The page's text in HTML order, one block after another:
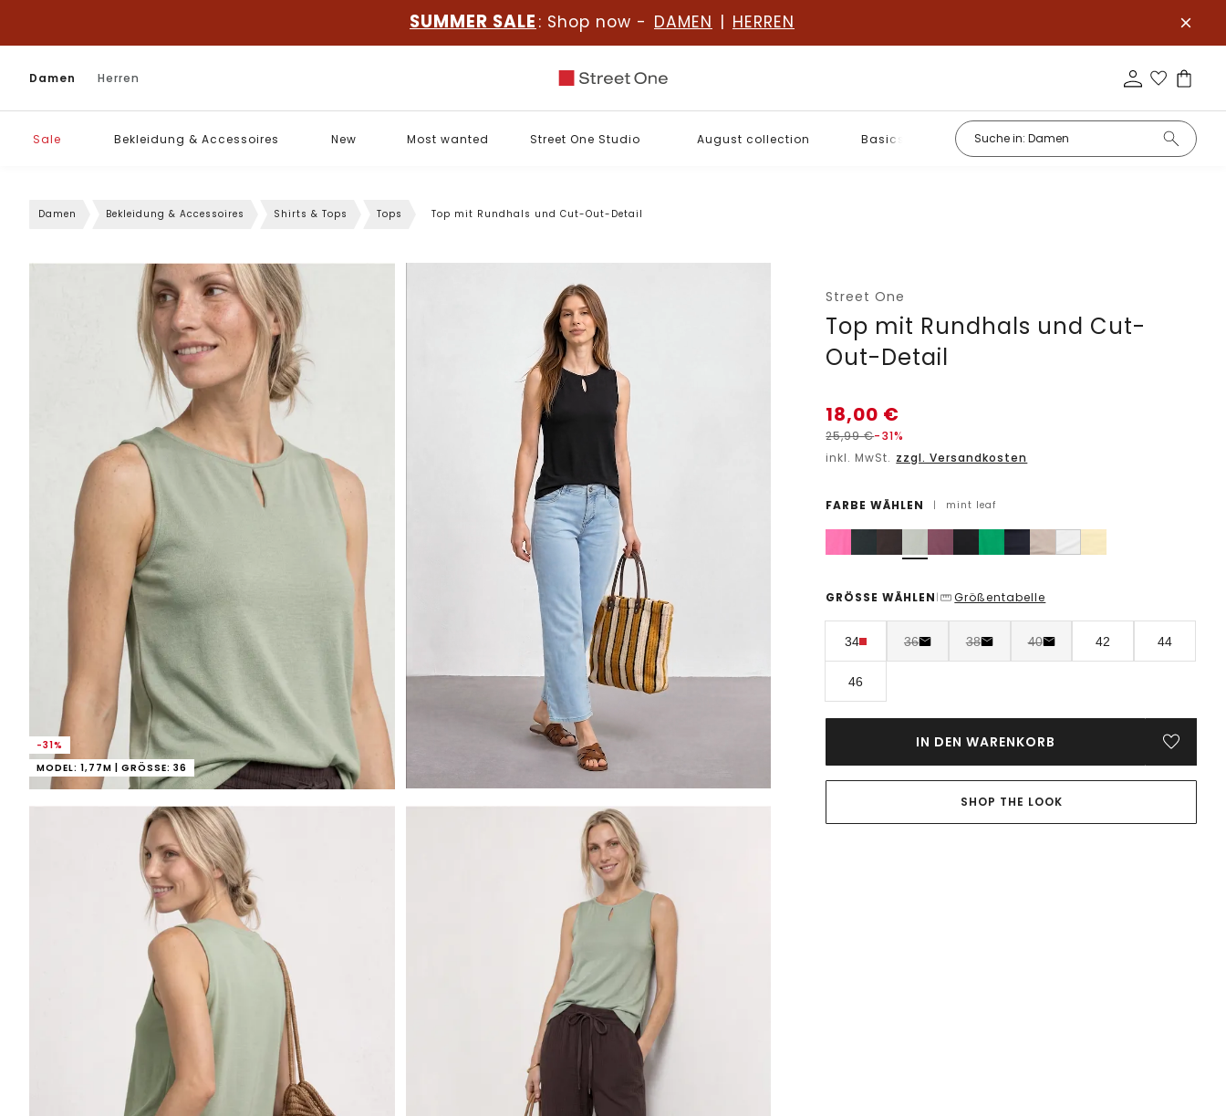
SUMMER SALE : Shop now - DAMEN | HERREN
Damen Herren
Sale Bekleidung & Accessoires New Most wanted Street One Studio August collection Basics
Damen Bekleidung & Accessoires Shirts & Tops Tops Top mit Rundhals und Cut-Out-Detail
-31%
MODEL: 1,77M | GRÖSSE: 36
Street One
Top mit Rundhals und Cut-
Out-Detail
18,00 €
25,99€-31%
inkl. MwSt. zzgl. Versandkosten
FARBE WÄHLEN | mint leaf
GRÖSSE WÄHLEN | Größentabelle
34 36 38 40 42 44
46
IN DEN WARENKORB
SHOP THE LOOK